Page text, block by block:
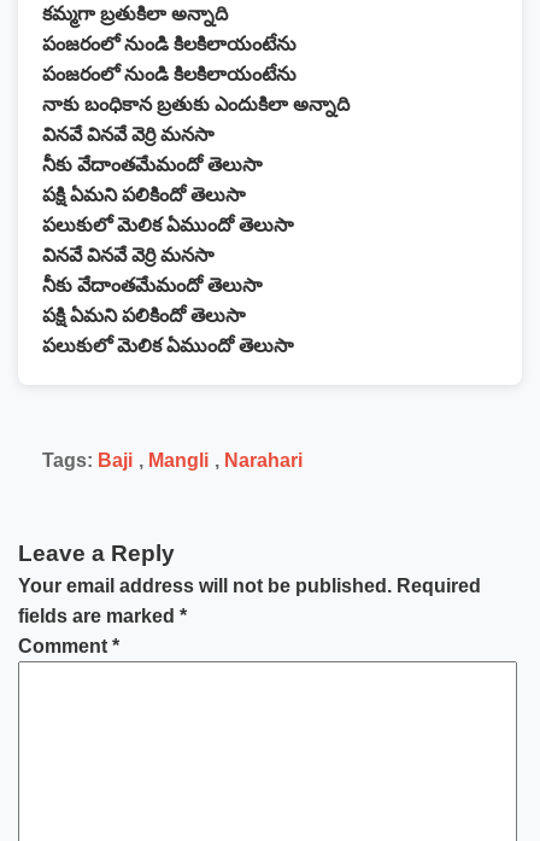
కమ్మగా బ్రతుకిలా అన్నాది
పంజరంలో నుండి కిలకిలాయంటేను
పంజరంలో నుండి కిలకిలాయంటేను
నాకు బంధికాన బ్రతుకు ఎందుకిలా అన్నాది
వినవే వినవే వెర్రి మనసా
నీకు వేదాంతమేమందో తెలుసా
పక్షి ఏమని పలికిందో తెలుసా
పలుకులో మెలిక ఏముందో తెలుసా
వినవే వినవే వెర్రి మనసా
నీకు వేదాంతమేమందో తెలుసా
పక్షి ఏమని పలికిందో తెలుసా
పలుకులో మెలిక ఏముందో తెలుసా
Tags: Baji , Mangli , Narahari
Leave a Reply
Your email address will not be published. Required
fields are marked *
Comment *